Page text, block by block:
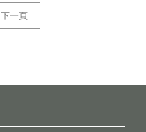
下一頁